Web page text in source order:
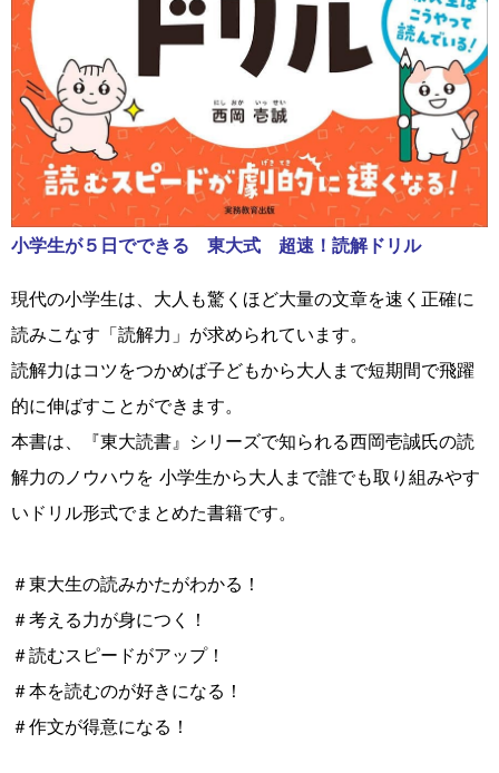
小学生が５日でできる 東大式 超速！読解ドリル
現代の小学生は、大人も驚くほど大量の文章を速く正確に
読みこなす「読解力」が求められています。
読解力はコツをつかめば子どもから大人まで短期間で飛躍
的に伸ばすことができます。
本書は、『東大読書』シリーズで知られる西岡壱誠氏の読
解力のノウハウを 小学生から大人まで誰でも取り組みやす
いドリル形式でまとめた書籍です。
＃東大生の読みかたがわかる！
＃考える力が身につく！
＃読むスピードがアップ！
＃本を読むのが好きになる！
＃作文が得意になる！